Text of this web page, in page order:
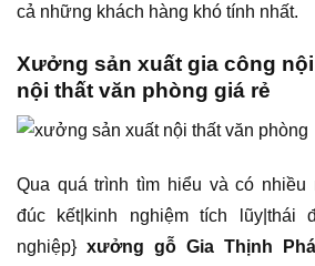
cả những khách hàng khó tính nhất.
Xưởng sản xuất gia công
nội thất văn phòng giá rẻ
Qua quá trình tìm hiểu và có nhiều
đúc kết|kinh nghiệm tích lũy|thái
nghiệp} xưởng gỗ Gia Thịnh